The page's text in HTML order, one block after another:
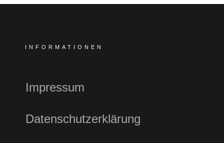
INFORMATIONEN
Impressum
Datenschutzerklärung